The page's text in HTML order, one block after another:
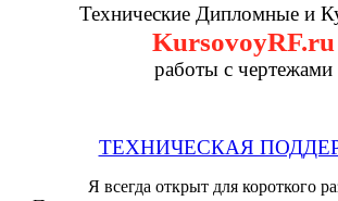
Технические Дипломные и
KursovoyRF.ru
работы с чертежами
ТЕХНИЧЕСКАЯ
Я всегда открыт для короткого